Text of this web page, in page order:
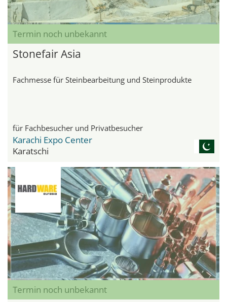
Termin noch unbekannt
Stonefair Asia
Fachmesse für Steinbearbeitung und Steinprodukte
für Fachbesucher und Privatbesucher
Karachi Expo Center
Karatschi
Termin noch unbekannt